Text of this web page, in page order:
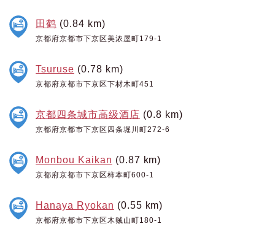
田鹤 (0.84 km)
京都府京都市下京区美浓屋町179-1
Tsuruse (0.78 km)
京都府京都市下京区下材木町451
京都四条城市高级酒店 (0.8 km)
京都府京都市下京区四条堀川町272-6
Monbou Kaikan (0.87 km)
京都府京都市下京区柿本町600-1
Hanaya Ryokan (0.55 km)
京都府京都市下京区木贼山町180-1